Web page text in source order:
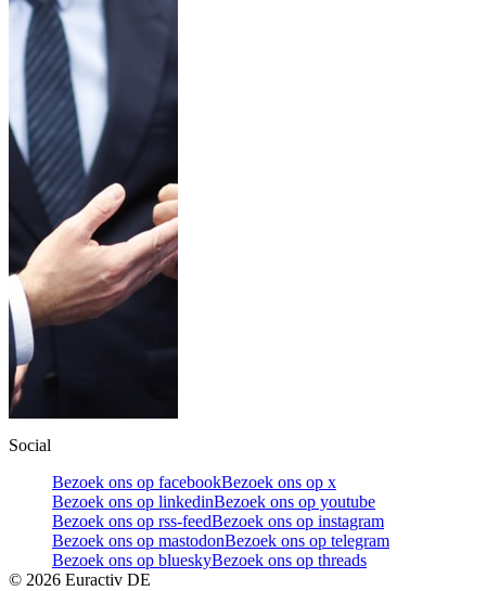
Social
Bezoek ons op facebookBezoek ons op x
Bezoek ons op linkedinBezoek ons op youtube
Bezoek ons op rss-feedBezoek ons op instagram
Bezoek ons op mastodonBezoek ons op telegram
Bezoek ons op blueskyBezoek ons op threads
© 2026 Euractiv DE